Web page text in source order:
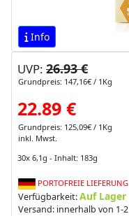
Info
UVP: 26.93 €
Grundpreis: 147,16€ / 1Kg
22.89 €
Grundpreis: 125,09€ / 1Kg
inkl. Mwst.
30x 6,1g - Inhalt: 183g
PORTOFREIE LIEFERUNG
Verfügbarkeit:Auf Lager
Versand: innerhalb von 1-